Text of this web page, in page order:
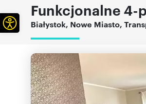
Funkcjonalne 4-
Białystok, Nowe Miasto,
Otwórz pasek narzędzi